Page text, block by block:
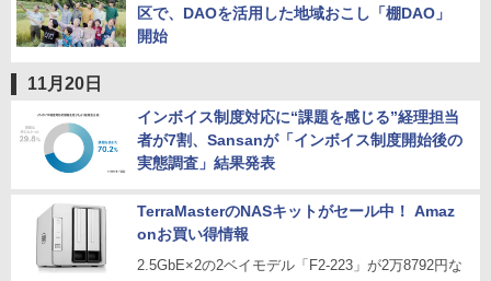
区で、DAOを活用した地域おこし「棚DAO」
開始
11月20日
インボイス制度対応に“課題を感じる”経理担当
者が7割、Sansanが「インボイス制度開始後の
実態調査」結果発表
TerraMasterのNASキットがセール中！ Amaz
onお買い得情報
2.5GbE×2の2ベイモデル「F2-223」が2万8792円な